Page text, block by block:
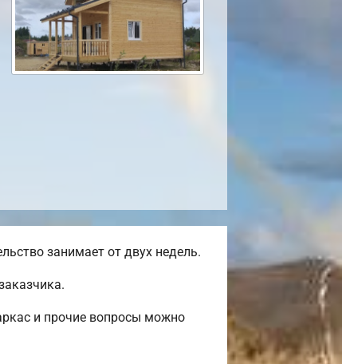
занимает от двух недель.
и прочие вопросы можно